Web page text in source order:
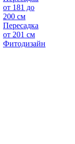
от 181 до
200 см
Пересадка
от 201 см
Фитодизайн